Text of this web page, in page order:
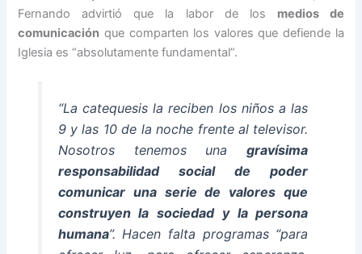
Fernando advirtió que la labor de los medios de
comunicación que comparten los valores que defiende la
Iglesia es “absolutamente fundamental”.
“La catequesis la reciben los niños a las
9 y las 10 de la noche frente al televisor.
Nosotros tenemos unagravísima
responsabilidad social de poder
comunicar una serie de valores que
construyen la sociedad y la persona
humana”. Hacen falta programas “para